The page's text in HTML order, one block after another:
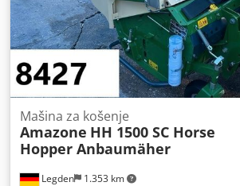
Legden 1.353 km
Mašina za košenje
Amazone HH 1500 SC Horse
Hopper Anbaumäher